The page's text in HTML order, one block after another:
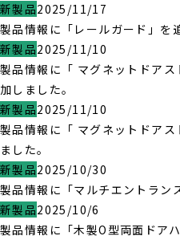
新製品2025/11/17
製品情報に「レールガード」を
新製品2025/11/10
製品情報に「 マグネットドア
加しました。
新製品2025/11/10
製品情報に「 マグネットドア
ました。
新製品2025/10/30
製品情報に「マルチエントラン
新製品2025/10/6
製品情報に「木製O型両面ドア